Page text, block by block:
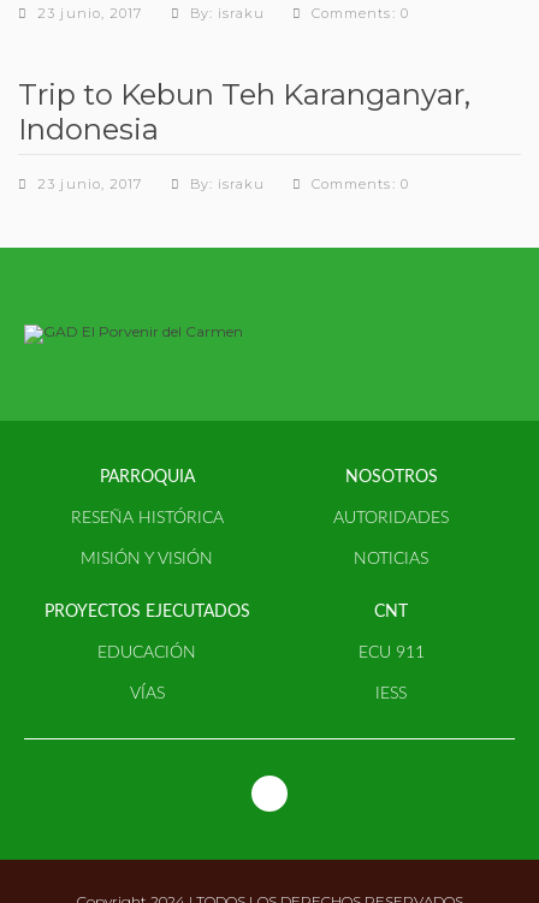
23 junio, 2017 By: israku Comments: 0
Trip to Kebun Teh Karanganyar,
Indonesia
23 junio, 2017 By: israku Comments: 0
PARROQUIA
RESEÑA HISTÓRICA
MISIÓN Y VISIÓN
NOSOTROS
AUTORIDADES
NOTICIAS
PROYECTOS EJECUTADOS
EDUCACIÓN
VÍAS
CNT
ECU 911
IESS